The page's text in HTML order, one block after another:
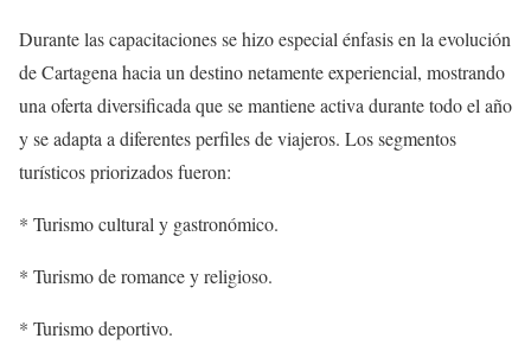
Durante las capacitaciones se hizo especial énfasis en la evolución
de Cartagena hacia un destino netamente experiencial, mostrando
una oferta diversificada que se mantiene activa durante todo el año
y se adapta a diferentes perfiles de viajeros. Los segmentos
turísticos priorizados fueron:
* Turismo cultural y gastronómico.
* Turismo de romance y religioso.
* Turismo deportivo.